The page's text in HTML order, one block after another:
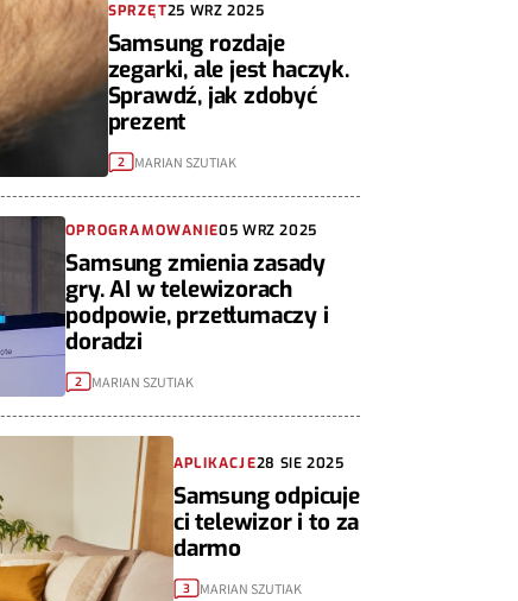
SPRZĘT25 WRZ 2025
Samsung rozdaje
zegarki, ale jest haczyk.
Sprawdź, jak zdobyć
prezent
2 MARIAN SZUTIAK
OPROGRAMOWANIE05 WRZ 2025
Samsung zmienia zasady
gry. AI w telewizorach
podpowie, przetłumaczy i
doradzi
2 MARIAN SZUTIAK
APLIKACJE28 SIE 2025
Samsung odpicuje
ci telewizor i to za
darmo
3 MARIAN SZUTIAK